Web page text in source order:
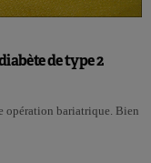
de type 2
opération bariatrique. Bien